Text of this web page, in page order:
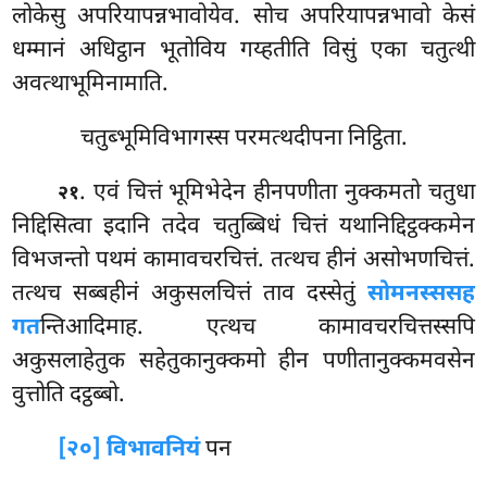
लोकेसु अपरियापन्नभावोयेव. सोच अपरियापन्नभावो केसं
धम्मानं अधिट्ठान भूतोविय गय्हतीति विसुं एका चतुत्थी
अवत्थाभूमिनामाति.
चतुब्भूमिविभागस्स परमत्थदीपना निट्ठिता.
२१. एवं चित्तं भूमिभेदेन हीनपणीता नुक्कमतो चतुधा
निद्दिसित्वा इदानि तदेव चतुब्बिधं चित्तं यथानिद्दिट्ठक्कमेन
विभजन्तो पथमं कामावचरचित्तं. तत्थच हीनं असोभणचित्तं.
तत्थच सब्बहीनं अकुसलचित्तं ताव दस्सेतुं सोमनस्ससह
गतन्तिआदिमाह. एत्थच कामावचरचित्तस्सपि
अकुसलाहेतुक सहेतुकानुक्कमो हीन पणीतानुक्कमवसेन
वुत्तोति दट्ठब्बो.
[२०] विभावनियंपन